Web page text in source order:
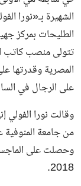
الشهيرة بـ«نورا
الطليحات بمركز
تتولى منصب كاتب
المصرية وقدرتها
على الرجال في
وقالت نورا
وحصلت على
2018.